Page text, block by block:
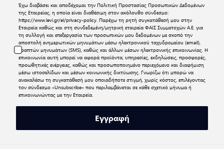
Έχω διαβάσει και αποδέχομαι την Πολιτική Προστασίας Προσωπικών Δεδομένων
της Εταιρείας, η οποία είναι διαθέσιμη στον ακόλουθο σύνδεσμο:
https://www.levi.gr/el/privacy-policy. Παρέχω τη ρητή συγκατάθεσή μου στην
Εταιρεία καθώς και στη συνδεδεμένη/μητρική εταιρεία ΦΑΙΣ Συμμετοχών Α.Ε. για
τη συλλογή και επεξεργασία των προσωπικών μου δεδομένων με σκοπό την
αποστολή ενημερωτικών μηνυμάτων μέσω ηλεκτρονικού ταχυδρομείου (email),
γραπτών μηνυμάτων (SMS), καθώς και άλλων μέσων ηλεκτρονικής επικοινωνίας. Η
επικοινωνία αυτή μπορεί να αφορά προϊόντα, υπηρεσίες, εκδηλώσεις, προσφορές,
προωθητικές ενέργειες, καθώς και προσωποποιημένο περιεχόμενο και διαφήμιση
μέσω ιστοσελίδων και μέσων κοινωνικής δικτύωσης. Γνωρίζω ότι μπορώ να
ανακαλέσω τη συγκατάθεσή μου οποιαδήποτε στιγμή, χωρίς κόστος, επιλέγοντας
τον σύνδεσμο «Unsubscribe» που περιλαμβάνεται σε κάθε σχετικό μήνυμα ή
επικοινωνώντας με την Εταιρεία.
Εγγραφή